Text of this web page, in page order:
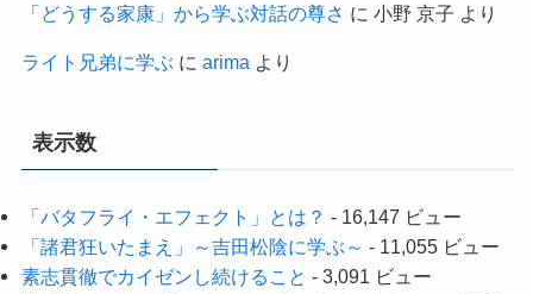
「どうする家康」から学ぶ対話の尊さ に 小野 京子 より
ライト兄弟に学ぶ に arima より
表示数
「バタフライ・エフェクト」とは？ - 16,147 ビュー
「諸君狂いたまえ」～吉田松陰に学ぶ～ - 11,055 ビュー
素志貫徹でカイゼンし続けること - 3,091 ビュー